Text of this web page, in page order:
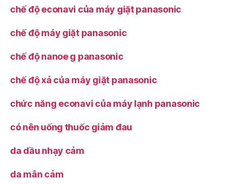
chế độ econavi của máy giặt panasonic
chế độ máy giặt panasonic
chế độ nanoe g panasonic
chế độ xả của máy giặt panasonic
chức năng econavi của máy lạnh panasonic
có nên uống thuốc giảm đau
da dầu nhạy cảm
da mẫn cảm